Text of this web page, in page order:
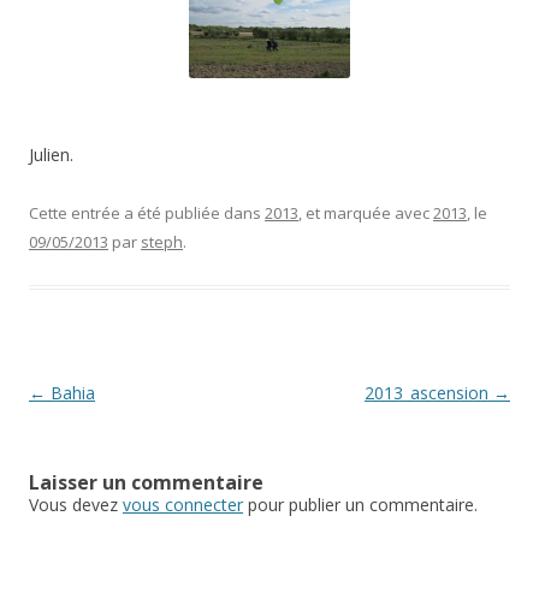
Julien.
Cette entrée a été publiée dans 2013, et marquée avec2013, le
09/05/2013 par steph.
Navigation
← Bahia 2013_ascension →
Laisser un commentaire
Vous devez vous connecter pour publier un commentaire.